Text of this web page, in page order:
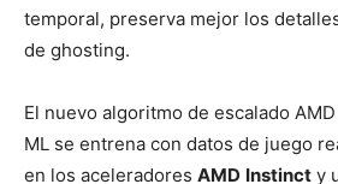
temporal, preserva mejor los
de ghosting.
El nuevo algoritmo de escalado
ML se entrena con datos de juego
en los aceleradores AMD Instinct y